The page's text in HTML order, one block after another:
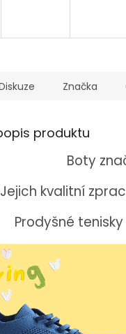
Značka
produktu
Boty
Jejich kvalitní
Prodyšné